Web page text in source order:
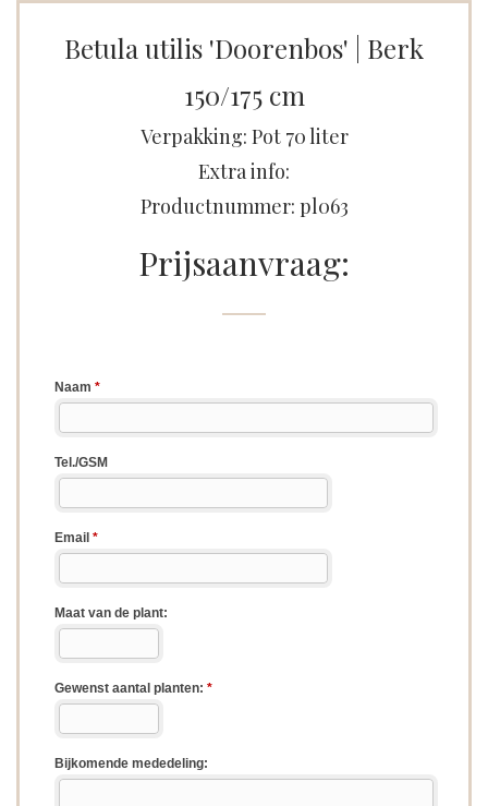
Betula utilis 'Doorenbos' | Berk
150/175 cm
Verpakking: Pot 70 liter
Extra info:
Productnummer: pl063
Prijsaanvraag: